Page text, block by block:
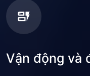
Vận động và